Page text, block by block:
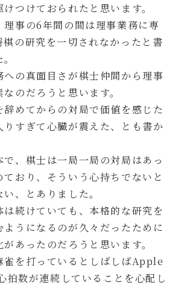
つけておられたと思います。
理事の6年間の間は理事業務に専
棋の研究を一切されなかったと書
への真面目さが棋士仲間から理事
のだろうと思います。
辞めてからの対局で価値を感じた
すぎて心臓が震えた、とも書か
、棋士は一局一局の対局はあっ
ており、そういう心持ちでないと
、とありました。
続けていても、本格的な研究を
ようになるのが久々だったために
あったのだろうと思います。
雀を打っているとしばしばApple
数が連続していることを心配し